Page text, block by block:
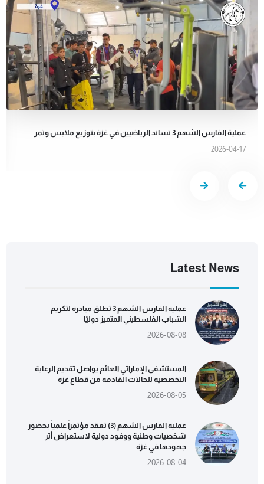
عملية الفارس الشهم 3 تساند الرياضيين في غزة بتوزيع ملابس وتمر
2026-04-17
Latest News
عملية الفارس الشهم 3 تطلق مبادرة لتكريم
الشباب الفلسطيني المتميز دوليًا
2026-08-08
المستشفى الإماراتي العائم يواصل تقديم الرعاية
التخصصية للحالات القادمة من قطاع غزة
2026-08-05
عملية الفارس الشهم (3) تعقد مؤتمراً علمياً بحضور
شخصيات وطنية ووفود دولية لاستعراض أثر
جهودها في غزة
2026-08-04